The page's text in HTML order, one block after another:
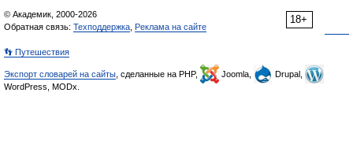
18+
© Академик, 2000-2026
Обратная связь: Техподдержка Реклама на сайте
👣 Путешествия
Экспорт словарей на сайты , сделанные на PHP, Joomla,
Drupal,
WordPress, MODx.